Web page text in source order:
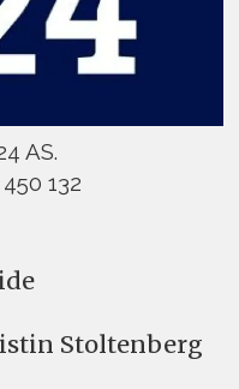
AS.
132
Stoltenberg